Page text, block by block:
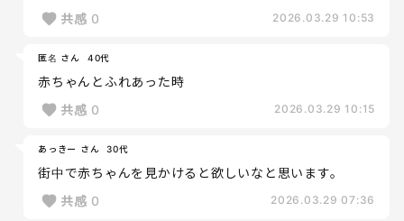
共感 0 2026.03.29 10:53
匿名 さん 40代
赤ちゃんとふれあった時
共感 0 2026.03.29 10:15
あっきー さん 30代
街中で赤ちゃんを見かけると欲しいなと思います。
共感 0 2026.03.29 07:36